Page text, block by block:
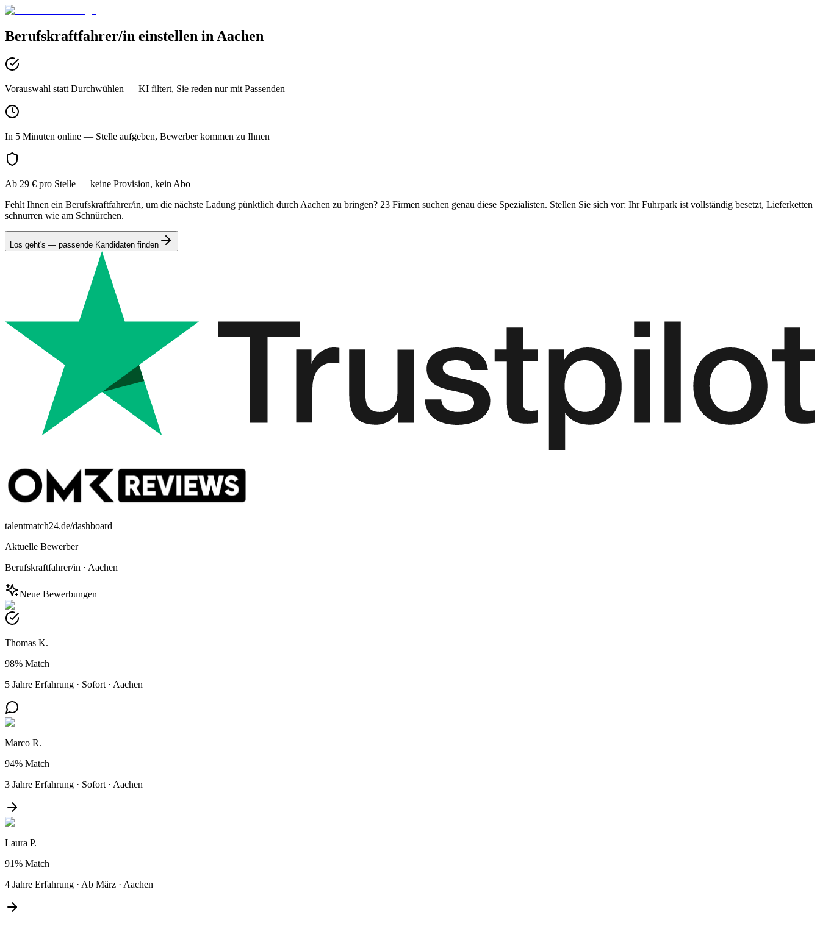
Berufskraftfahrer/in einstellen in Aachen
Vorauswahl statt Durchwühlen — KI filtert, Sie reden nur mit Passenden
In 5 Minuten online — Stelle aufgeben, Bewerber kommen zu Ihnen
Ab 29 € pro Stelle — keine Provision, kein Abo
Fehlt Ihnen ein Berufskraftfahrer/in, um die nächste Ladung pünktlich durch Aachen zu bringen? 23 Firmen suchen genau diese Spezialisten. Stellen Sie sich vor: Ihr Fuhrpark ist vollständig besetzt, Lieferketten
schnurren wie am Schnürchen.
Los geht's — passende Kandidaten finden
talentmatch24.de/dashboard
Aktuelle Bewerber
Berufskraftfahrer/in · Aachen
Neue Bewerbungen
Thomas K.
98% Match
5 Jahre Erfahrung · Sofort · Aachen
Marco R.
94% Match
3 Jahre Erfahrung · Sofort · Aachen
Laura P.
91% Match
4 Jahre Erfahrung · Ab März · Aachen